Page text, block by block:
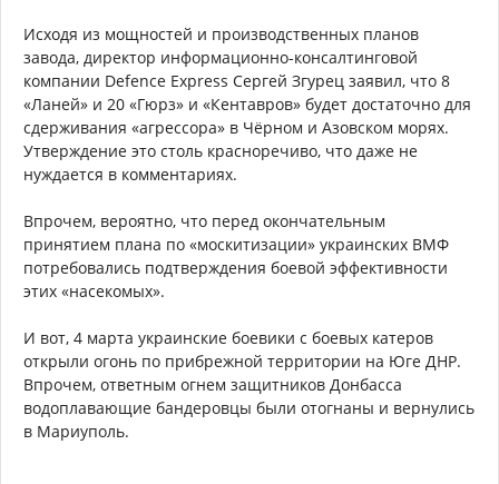
Исходя из мощностей и производственных планов
завода, директор информационно-консалтинговой
компании Defence Express Сергей Згурец заявил, что 8
«Ланей» и 20 «Гюрз» и «Кентавров» будет достаточно для
сдерживания «агрессора» в Чёрном и Азовском морях.
Утверждение это столь красноречиво, что даже не
нуждается в комментариях.
Впрочем, вероятно, что перед окончательным
принятием плана по «москитизации» украинских ВМФ
потребовались подтверждения боевой эффективности
этих «насекомых».
И вот, 4 марта украинские боевики с боевых катеров
открыли огонь по прибрежной территории на Юге ДНР.
Впрочем, ответным огнем защитников Донбасса
водоплавающие бандеровцы были отогнаны и вернулись
в Мариуполь.